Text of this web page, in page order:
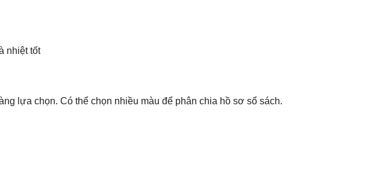
nhiệt tốt
lựa chọn. Có thể chọn nhiều màu để phân chia hồ sơ sổ sách.